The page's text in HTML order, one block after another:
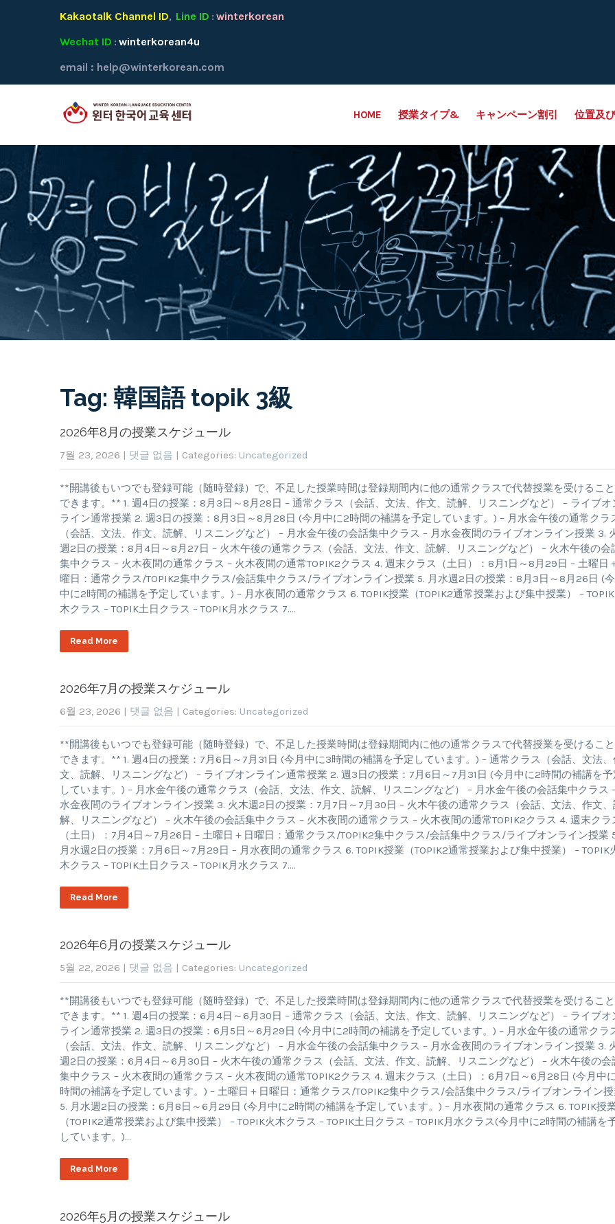
Kakaotalk Channel ID, Line ID : winterkorean
Wechat ID : winterkorean4u
email : help@winterkorean.com
HOME 授業タイプ& キャンペーン割引 位置及
Tag: 韓国語 topik 3級
2026年8月の授業スケジュール
7월 23, 2026 | 댓글 없음 | Categories: Uncategorized
**開講後もいつでも登録可能（随時登録）で、不足した授業時間は登録期間内に他の通常クラスで代替授業を受けるこ
できます。** 1. 週4日の授業：8月3日～8月28日 – 通常クラス（会話、文法、作文、読解、リスニングなど） – ライブオ
ライン通常授業 2. 週3日の授業：8月3日～8月28日 (今月中に2時間の補講を予定しています。) – 月水金午後の通常クラ
（会話、文法、作文、読解、リスニングなど） – 月水金午後の会話集中クラス – 月水金夜間のライブオンライン授業 3.
週2日の授業：8月4日～8月27日 – 火木午後の通常クラス（会話、文法、作文、読解、リスニングなど） – 火木午後の会
集中クラス – 火木夜間の通常クラス – 火木夜間の通常TOPIK2クラス 4. 週末クラス（土日）：8月1日～8月29日 – 土曜日
曜日：通常クラス/TOPIK2集中クラス/会話集中クラス/ライブオンライン授業 5. 月水週2日の授業：8月3日～8月26日 (今
中に2時間の補講を予定しています。) – 月水夜間の通常クラス 6. TOPIK授業（TOPIK2通常授業および集中授業） –
木クラス – TOPIK土日クラス – TOPIK月水クラス 7….
Read More
2026年7月の授業スケジュール
6월 23, 2026 | 댓글 없음 | Categories: Uncategorized
**開講後もいつでも登録可能（随時登録）で、不足した授業時間は登録期間内に他の通常クラスで代替授業を受けるこ
できます。** 1. 週4日の授業：7月6日～7月31日 (今月中に3時間の補講を予定しています。) – 通常クラス（会話、文法
文、読解、リスニングなど） – ライブオンライン通常授業 2. 週3日の授業：7月6日～7月31日 (今月中に2時間の補講を予
しています。) – 月水金午後の通常クラス（会話、文法、作文、読解、リスニングなど） – 月水金午後の会話集中クラス
水金夜間のライブオンライン授業 3. 火木週2日の授業：7月7日～7月30日 – 火木午後の通常クラス（会話、文法、作文
解、リスニングなど） – 火木午後の会話集中クラス – 火木夜間の通常クラス – 火木夜間の通常TOPIK2クラス 4. 週末クラ
（土日）：7月4日～7月26日 – 土曜日＋日曜日：通常クラス/TOPIK2集中クラス/会話集中クラス/ライブオンライン授業
月水週2日の授業：7月6日～7月29日 – 月水夜間の通常クラス 6. TOPIK授業（TOPIK2通常授業および集中授業） – TOPIK
木クラス – TOPIK土日クラス – TOPIK月水クラス 7….
Read More
2026年6月の授業スケジュール
5월 22, 2026 | 댓글 없음 | Categories: Uncategorized
**開講後もいつでも登録可能（随時登録）で、不足した授業時間は登録期間内に他の通常クラスで代替授業を受けるこ
できます。** 1. 週4日の授業：6月4日～6月30日 – 通常クラス（会話、文法、作文、読解、リスニングなど） – ライブオ
ライン通常授業 2. 週3日の授業：6月5日～6月29日 (今月中に2時間の補講を予定しています。) – 月水金午後の通常クラ
（会話、文法、作文、読解、リスニングなど） – 月水金午後の会話集中クラス – 月水金夜間のライブオンライン授業 3.
週2日の授業：6月4日～6月30日 – 火木午後の通常クラス（会話、文法、作文、読解、リスニングなど） – 火木午後の会
集中クラス – 火木夜間の通常クラス – 火木夜間の通常TOPIK2クラス 4. 週末クラス（土日）：6月7日～6月28日 (今月中
時間の補講を予定しています。) – 土曜日＋日曜日：通常クラス/TOPIK2集中クラス/会話集中クラス/ライブオンライン
5. 月水週2日の授業：6月8日～6月29日 (今月中に2時間の補講を予定しています。) – 月水夜間の通常クラス 6. TOPIK授
（TOPIK2通常授業および集中授業） – TOPIK火木クラス – TOPIK土日クラス – TOPIK月水クラス(今月中に2時間の補講を
しています。)…
Read More
2026年5月の授業スケジュール